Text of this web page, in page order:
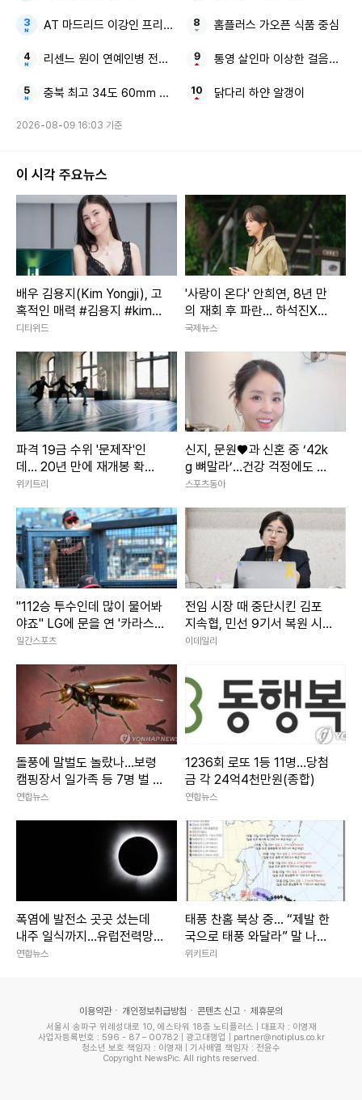
AT 마드리드 이강인 프리시즌 맨시티전
리센느 원이 연예인병 전참시
충북 최고 34도 60㎜ 소나기
홈플러스 가오픈 식품 중심
통영 살인마 이상한 걸음걸이
닭다리 하얀 알갱이
2026-08-09 16:03 기준
이 시각 주요뉴스
배우 김용지(Kim Yongji), 고
혹적인 매력 #김용지 #kimy
ongji #배우
디티위드
'사랑이 온다' 안희연, 8년 만
의 재회 후 파란… 하석진X윤
하빈 독대
국제뉴스
파격 19금 수위 '문제작'인
데… 20년 만에 재개봉 확정
된 영화
위키트리
신지, 문원♥과 신혼 중 ‘42k
g 뼈말라’…건강 걱정에도 행
사 열일
스포츠동아
"112승 투수인데 많이 물어봐
야죠" LG에 문을 연 '카라스
코 스쿨'
일간스포츠
전임 시장 때 중단시킨 김포
지속협, 민선 9기서 복원 시
동
이데일리
돌풍에 말벌도 놀랐나…보령
캠핑장서 일가족 등 7명 벌 쏘
임
연합뉴스
1236회 로또 1등 11명…당첨
금 각 24억4천만원(종합)
연합뉴스
폭염에 발전소 곳곳 섰는데
내주 일식까지…유럽전력망
'긴장'
연합뉴스
태풍 찬홈 북상 중... “제발 한
국으로 태풍 와달라” 말 나오
는 이유
위키트리
이용약관 개인정보취급방침 콘텐츠 신고 제휴문의
서울시 송파구 위례성대로 10, 에스타워 18층 노티플러스 | 대표자 : 이영재
사업자등록번호 : 596 - 87 – 00782 | 광고대행업 | partner@notiplus.co.kr
청소년 보호 책임자 : 이영재 | 기사배열 책임자 : 전윤수
Copyright NewsPic. All rights reserved.